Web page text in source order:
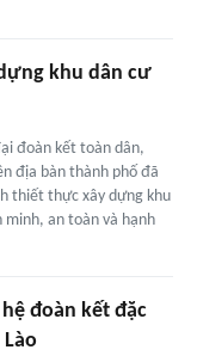
khu dân cư
đoàn kết toàn dân,
địa bàn thành phố đã
thiết thực xây dựng khu
an toàn và hạnh
đoàn kết đặc